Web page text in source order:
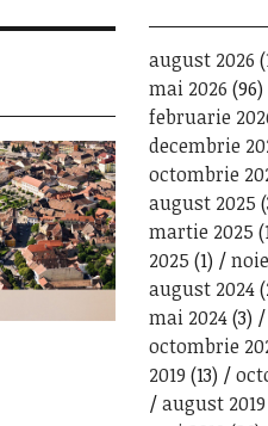
august 2026
mai 2026 (96)
februarie
decembrie
octombrie
august 2025
martie 2025
2025 (1)
august 2024
mai 2024(3)
octombrie
2019 (13)
august 2019